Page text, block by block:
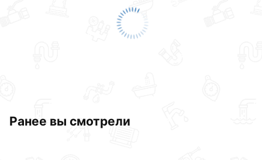
Ранее вы смотрели